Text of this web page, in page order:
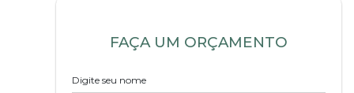
FAÇA UM ORÇAMENTO
Digite seu nome